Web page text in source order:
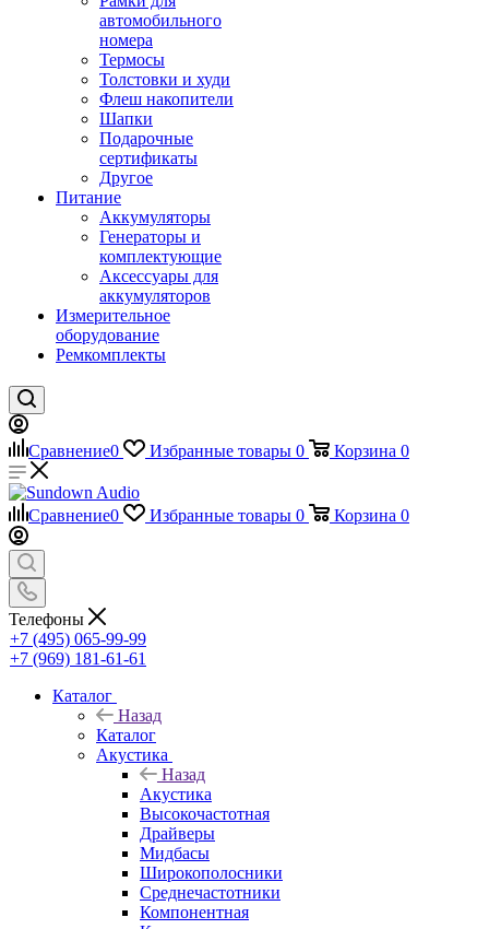
автомобильного
номера
Термосы
Толстовки и худи
Флеш накопители
Шапки
Подарочные
сертификаты
Другое
Питание
Аккумуляторы
Генераторы и
комплектующие
Аксессуары для
аккумуляторов
Измерительное
оборудование
Ремкомплекты
Сравнение0 Избранные товары 0 Корзина 0
Сравнение0 Избранные товары 0 Корзина 0
Телефоны
+7 (495) 065-99-99
+7 (969) 181-61-61
Каталог
Назад
Каталог
Акустика
Назад
Акустика
Высокочастотная
Драйверы
Мидбасы
Широкополосники
Среднечастотники
Компонентная